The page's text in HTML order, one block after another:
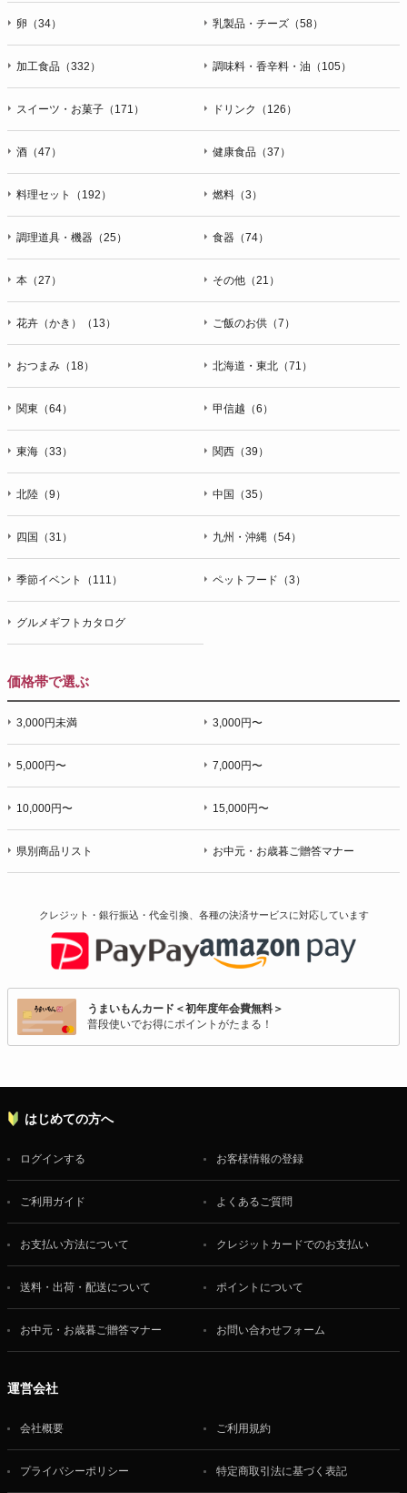
卵（34） 乳製品・チーズ（58）
加工食品（332） 調味料・香辛料・油（105）
スイーツ・お菓子（171） ドリンク（126）
酒（47） 健康食品（37）
料理セット（192） 燃料（3）
調理道具・機器（25） 食器（74）
本（27） その他（21）
花卉（かき）（13） ご飯のお供（7）
おつまみ（18） 北海道・東北（71）
関東（64） 甲信越（6）
東海（33） 関西（39）
北陸（9） 中国（35）
四国（31） 九州・沖縄（54）
季節イベント（111） ペットフード（3）
グルメギフトカタログ
価格帯で選ぶ
3,000円未満 3,000円〜
5,000円〜 7,000円〜
10,000円〜 15,000円〜
県別商品リスト お中元・お歳暮ご贈答マナー
クレジット・銀行振込・代金引換、各種の決済サービスに対応しています
うまいもんカード＜初年度年会費無料＞
普段使いでお得にポイントがたまる！
はじめての方へ
ログインする お客様情報の登録
ご利用ガイド よくあるご質問
お支払い方法について クレジットカードでのお支払い
送料・出荷・配送について ポイントについて
お中元・お歳暮ご贈答マナー お問い合わせフォーム
運営会社
会社概要 ご利用規約
プライバシーポリシー 特定商取引法に基づく表記